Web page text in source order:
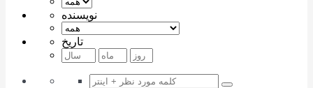
نویسنده
تاریخ